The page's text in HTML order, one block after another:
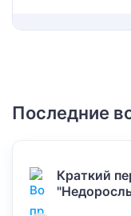
Последние
Краткий